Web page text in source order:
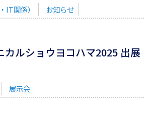
IT関係）
お知らせ
カルショウヨコハマ2025 出展
展示会